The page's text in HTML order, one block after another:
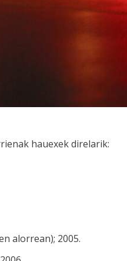
hauexek direlarik:
alorrean); 2005.